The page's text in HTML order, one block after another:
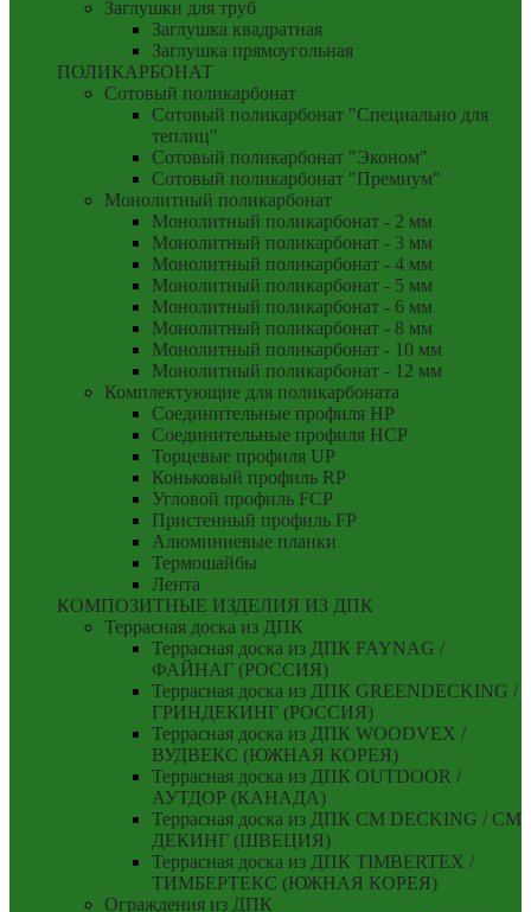
Заглушки для труб
Заглушка квадратная
Заглушка прямоугольная
ПОЛИКАРБОНАТ
Сотовый поликарбонат
Сотовый поликарбонат "Специально для
теплиц"
Сотовый поликарбонат "Эконом"
Сотовый поликарбонат "Премиум"
Монолитный поликарбонат
Монолитный поликарбонат - 2 мм
Монолитный поликарбонат - 3 мм
Монолитный поликарбонат - 4 мм
Монолитный поликарбонат - 5 мм
Монолитный поликарбонат - 6 мм
Монолитный поликарбонат - 8 мм
Монолитный поликарбонат - 10 мм
Монолитный поликарбонат - 12 мм
Комплектующие для поликарбоната
Соединительные профиля HP
Соединительные профиля HCP
Торцевые профиля UP
Коньковый профиль RP
Угловой профиль FCP
Пристенный профиль FP
Алюминиевые планки
Термошайбы
Лента
КОМПОЗИТНЫЕ ИЗДЕЛИЯ ИЗ ДПК
Террасная доска из ДПК
Террасная доска из ДПК FAYNAG /
ФАЙНАГ (РОССИЯ)
Террасная доска из ДПК GREENDECKING /
ГРИНДЕКИНГ (РОССИЯ)
Террасная доска из ДПК WOODVEX /
ВУДВЕКС (ЮЖНАЯ КОРЕЯ)
Террасная доска из ДПК OUTDOOR /
АУТДОР (КАНАДА)
Террасная доска из ДПК CM DECKING / СМ
ДЕКИНГ (ШВЕЦИЯ)
Террасная доска из ДПК TIMBERTEX /
ТИМБЕРТЕКС (ЮЖНАЯ КОРЕЯ)
Ограждения из ДПК